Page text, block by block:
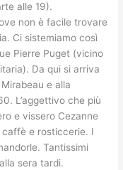
alle 19).
non è facile trovare
Ci sistemiamo così
Pierre Puget (vicino
Da qui si arriva
e alla
L’aggettivo che più
e vissero Cezanne
caffè e rosticcerie. I
Tantissimi
sera tardi.